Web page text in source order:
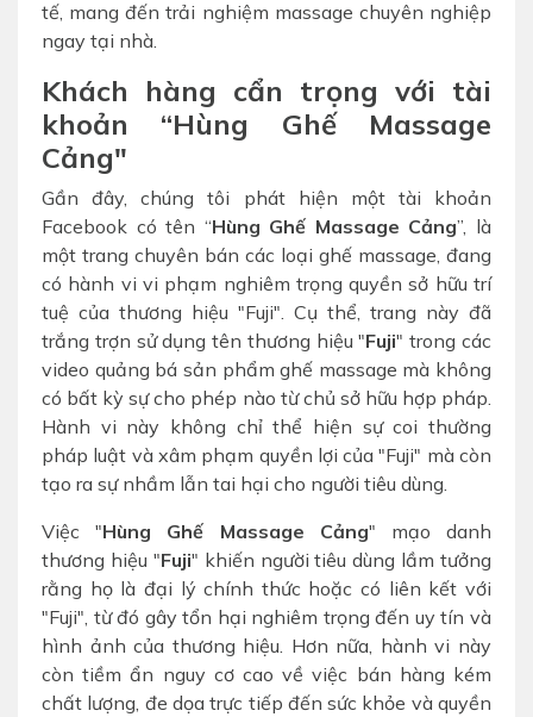
tế, mang đến trải nghiệm massage chuyên nghiệp
ngay tại nhà.
Khách hàng cẩn trọng với tài
khoản “Hùng Ghế Massage
Cảng"
Gần đây, chúng tôi phát hiện một tài khoản
Facebook có tên “Hùng Ghế Massage Cảng”, là
một trang chuyên bán các loại ghế massage, đang
có hành vi vi phạm nghiêm trọng quyền sở hữu trí
tuệ của thương hiệu "Fuji". Cụ thể, trang này đã
trắng trợn sử dụng tên thương hiệu "Fuji" trong các
video quảng bá sản phẩm ghế massage mà không
có bất kỳ sự cho phép nào từ chủ sở hữu hợp pháp.
Hành vi này không chỉ thể hiện sự coi thường
pháp luật và xâm phạm quyền lợi của "Fuji" mà còn
tạo ra sự nhầm lẫn tai hại cho người tiêu dùng.
Việc "Hùng Ghế Massage Cảng" mạo danh
thương hiệu "Fuji" khiến người tiêu dùng lầm tưởng
rằng họ là đại lý chính thức hoặc có liên kết với
"Fuji", từ đó gây tổn hại nghiêm trọng đến uy tín và
hình ảnh của thương hiệu. Hơn nữa, hành vi này
còn tiềm ẩn nguy cơ cao về việc bán hàng kém
chất lượng, đe dọa trực tiếp đến sức khỏe và quyền